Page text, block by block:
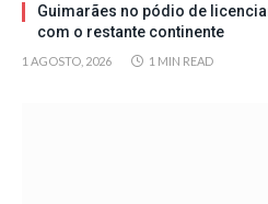
Guimarães no pódio de
com o restante continente
1 AGOSTO, 2026 1 MIN READ